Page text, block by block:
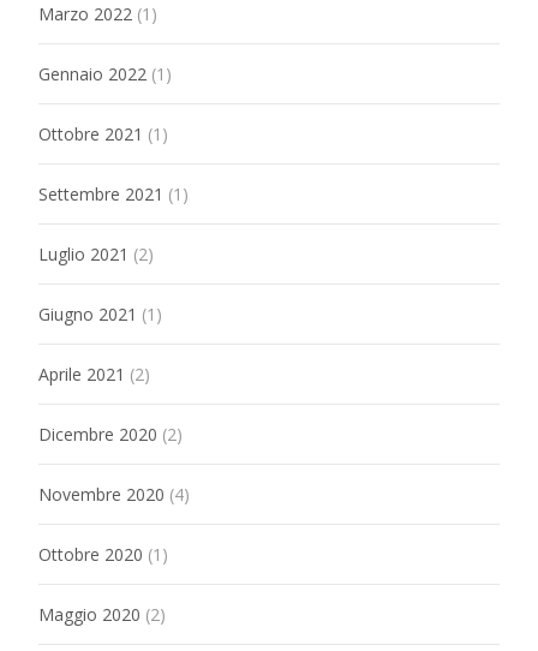
Marzo 2022 (1)
Gennaio 2022 (1)
Ottobre 2021 (1)
Settembre 2021 (1)
Luglio 2021 (2)
Giugno 2021 (1)
Aprile 2021 (2)
Dicembre 2020 (2)
Novembre 2020 (4)
Ottobre 2020 (1)
Maggio 2020 (2)